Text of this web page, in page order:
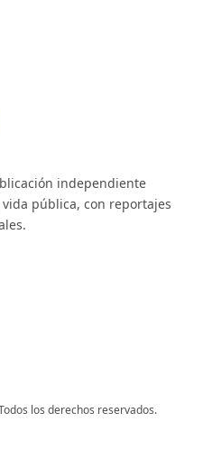
independiente
pública, con reportajes
los derechos reservados.